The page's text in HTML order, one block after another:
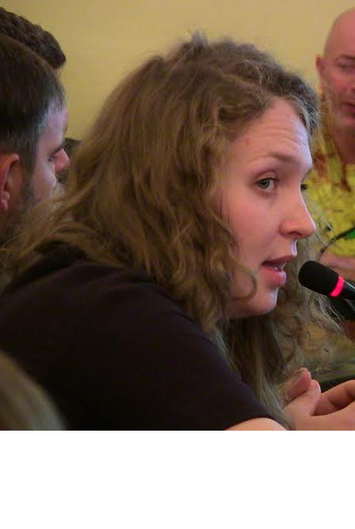
Перейти к основному содержанию